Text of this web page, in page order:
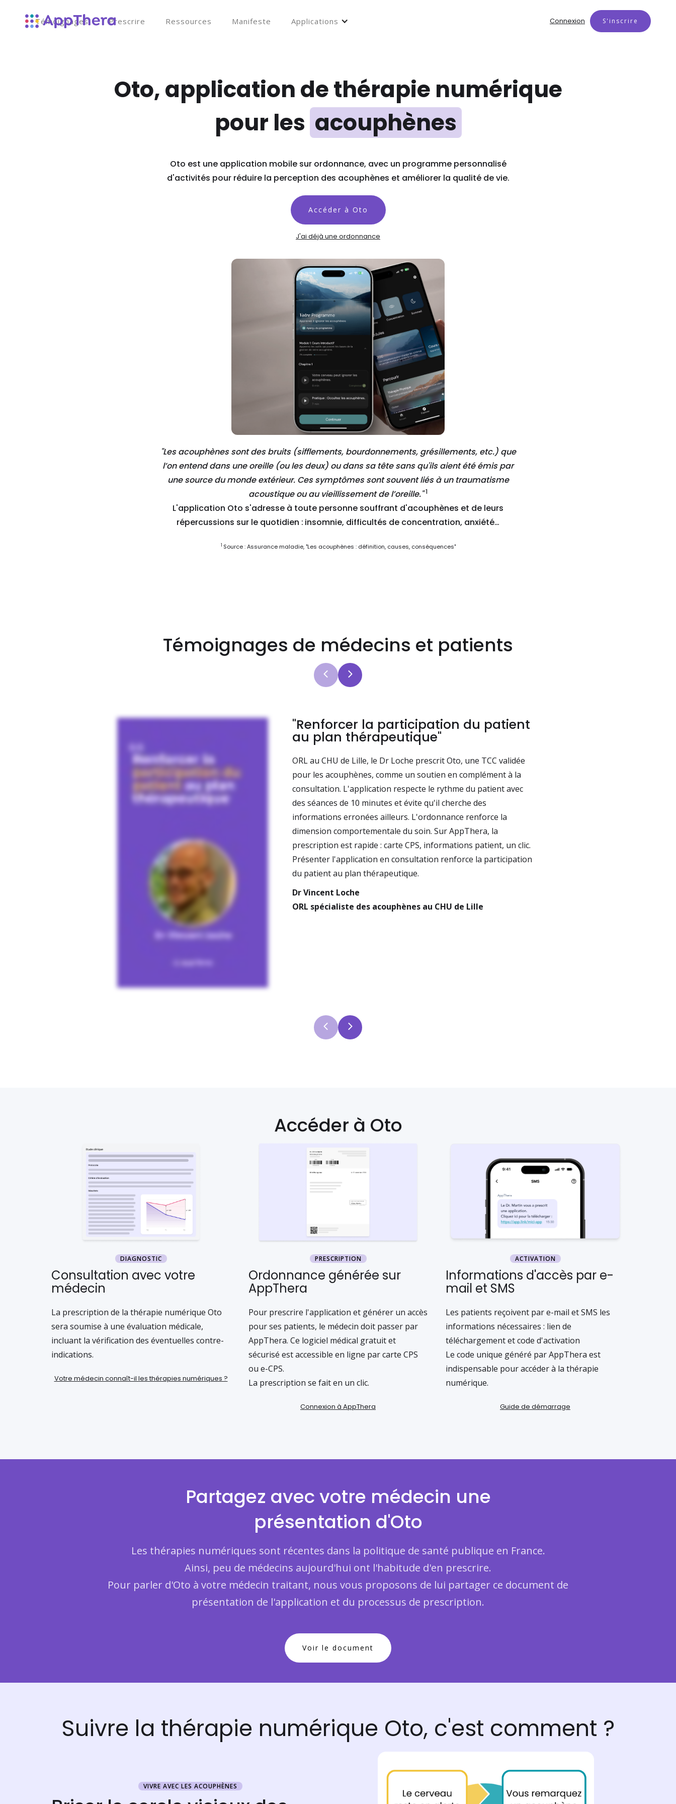
Témoignages Prescrire Ressources Manifeste Applications Connexion S'inscrire
Oto, application de thérapie numérique
pour les acouphènes
Oto est une application mobile sur ordonnance, avec un programme personnalisé
d'activités pour réduire la perception des acouphènes et améliorer la qualité de vie.
Accéder à Oto
J'ai déjà une ordonnance
"Les acouphènes sont des bruits (sifflements, bourdonnements, grésillements, etc.) que
l’on entend dans une oreille (ou les deux) ou dans sa tête sans qu'ils aient été émis par
une source du monde extérieur. Ces symptômes sont souvent liés à un traumatisme
acoustique ou au vieillissement de l’oreille." 1
L'application Oto s'adresse à toute personne souffrant d'acouphènes et de leurs
répercussions sur le quotidien : insomnie, difficultés de concentration, anxiété…
1 Source : Assurance maladie, "Les acouphènes : définition, causes, conséquences"
Témoignages de médecins et patients
"Renforcer la participation du patient
au plan thérapeutique"
ORL au CHU de Lille, le Dr Loche prescrit Oto, une TCC validée
pour les acouphènes, comme un soutien en complément à la
consultation. L'application respecte le rythme du patient avec
des séances de 10 minutes et évite qu'il cherche des
informations erronées ailleurs. L'ordonnance renforce la
dimension comportementale du soin. Sur AppThera, la
prescription est rapide : carte CPS, informations patient, un clic.
Présenter l'application en consultation renforce la participation
du patient au plan thérapeutique.
Dr Vincent Loche
ORL spécialiste des acouphènes au CHU de Lille
Accéder à Oto
DIAGNOSTIC
Consultation avec votre
médecin
La prescription de la thérapie numérique Oto
sera soumise à une évaluation médicale,
incluant la vérification des éventuelles contre-
indications.
Votre médecin connaît-il les thérapies numériques ?
PRESCRIPTION
Ordonnance générée sur
AppThera
Pour prescrire l'application et générer un accès
pour ses patients, le médecin doit passer par
AppThera. Ce logiciel médical gratuit et
sécurisé est accessible en ligne par carte CPS
ou e-CPS.
La prescription se fait en un clic.
Connexion à AppThera
ACTIVATION
Informations d'accès par e-
mail et SMS
Les patients reçoivent par e-mail et SMS les
informations nécessaires : lien de
téléchargement et code d'activation
Le code unique généré par AppThera est
indispensable pour accéder à la thérapie
numérique.
Guide de démarrage
Partagez avec votre médecin une
présentation d'Oto
Les thérapies numériques sont récentes dans la politique de santé publique en France.
Ainsi, peu de médecins aujourd'hui ont l'habitude d'en prescrire.
Pour parler d'Oto à votre médecin traitant, nous vous proposons de lui partager ce document de
présentation de l'application et du processus de prescription.
Voir le document
Suivre la thérapie numérique Oto, c'est comment ?
VIVRE AVEC LES ACOUPHÈNES